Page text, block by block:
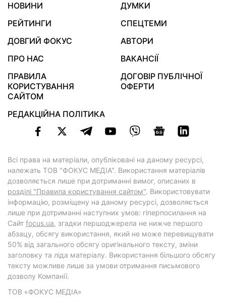
НОВИНИ
ДУМКИ
РЕЙТИНГИ
СПЕЦТЕМИ
ДОВГИЙ ФОКУС
АВТОРИ
ПРО НАС
ВАКАНСІЇ
ПРАВИЛА
КОРИСТУВАННЯ
САЙТОМ
ДОГОВІР ПУБЛІЧНОЇ
ОФЕРТИ
РЕДАКЦІЙНА ПОЛІТИКА
Всі права на матеріали, опубліковані на даному ресурсі,
належать ТОВ "ФОКУС МЕДІА". Використання матеріалів
дозволяється лише при дотриманні вимог, описаних в
розділі "Правила користування сайтом". Використовувати
інформацію, розміщену на даному ресурсі, дозволяється
лише при дотриманні наступних умов: гіперпосилання на
Cайт focus.ua, згадки першоджерела не нижче першого
абзацу, обсягу використання, який не може перевищувати
50% від загального обсягу оригінального тексту, зміни
заголовку та ліда матеріалу. Використання більшого обсягу
тексту можливе лише за умови отримання письмового
дозволу Компанії.
ТОВ «ФОКУС МЕДІА»